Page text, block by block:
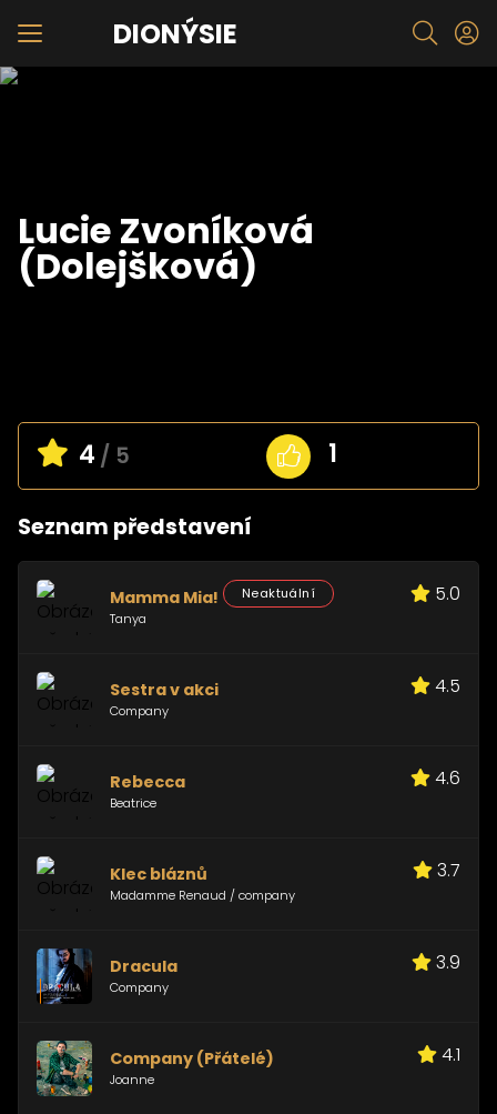
DIONÝSIE
Lucie Zvoníková
(Dolejšková)
4 / 5 1
Seznam představení
Mamma Mia!
Tanya
Neaktuální 5.0
Sestra v akci
Company
4.5
Rebecca
Beatrice
4.6
Klec bláznů
Madamme Renaud / company
3.7
Dracula
Company
3.9
Company (Přátelé)
Joanne
4.1